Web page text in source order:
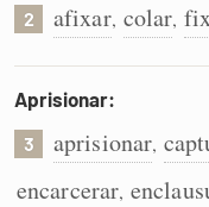
Conexões
Caça-palavras
2 afixar, colar,
Aprisionar:
3 aprisionar,
encarcerar,